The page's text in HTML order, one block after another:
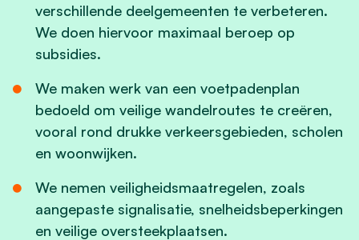
verschillende deelgemeenten te verbeteren.
We doen hiervoor maximaal beroep op
subsidies.
We maken werk van een voetpadenplan
bedoeld om veilige wandelroutes te creëren,
vooral rond drukke verkeersgebieden, scholen
en woonwijken.
We nemen veiligheidsmaatregelen, zoals
aangepaste signalisatie, snelheidsbeperkingen
en veilige oversteekplaatsen.